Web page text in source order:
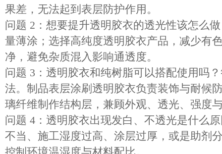
果差，无法起到表层防护作用。
问题 2：想要提升透明胶衣的透光性该怎么
量薄涂；选择高纯度透明胶衣产品，减少有
净，避免杂质混入影响通透度。
问题 3：透明胶衣和纯树脂可以搭配使用吗
法。制品表层涂刷透明 胶衣负责装饰与耐候
璃纤维制作结构层，兼顾外观、透光、强度
问题 4：透明胶衣出现发白、不透光是什么
不当、施工湿度过高、涂层过厚，或是助剂